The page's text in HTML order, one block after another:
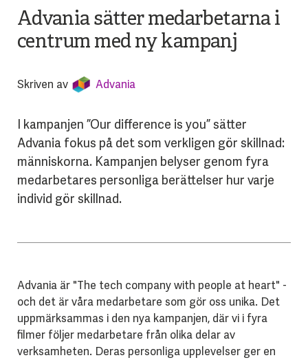
Advania sätter medarbetarna i
centrum med ny kampanj
Skriven av Advania
I kampanjen ”Our difference is you” sätter
Advania fokus på det som verkligen gör skillnad:
människorna. Kampanjen belyser genom fyra
medarbetares personliga berättelser hur varje
individ gör skillnad.
Advania är "The tech company with people at heart" -
och det är våra medarbetare som gör oss unika. Det
uppmärksammas i den nya kampanjen, där vi i fyra
filmer följer medarbetare från olika delar av
verksamheten. Deras personliga upplevelser ger en